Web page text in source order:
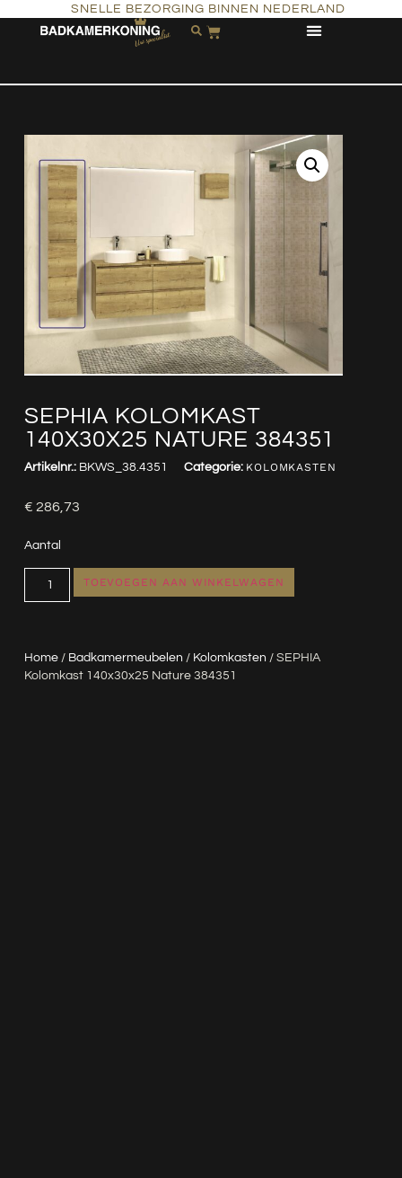
SNELLE BEZORGING BINNEN NEDERLAND
SEPHIA KOLOMKAST
140X30X25 NATURE 384351
Home/ Badkamermeubelen / Kolomkasten / SEPHIA
Kolomkast 140x30x25 Nature 384351
Artikelnr.: BKWS_38.4351 Categorie: KOLOMKASTEN
€ 286,73
Aantal
TOEVOEGEN AAN WINKELWAGEN